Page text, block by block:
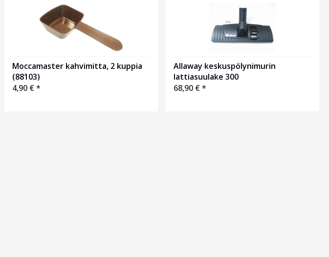
Moccamaster kahvimitta, 2 kuppia
(88103)
4,90 €*
Allaway keskuspölynimurin
lattiasuulake 300
68,90 €*